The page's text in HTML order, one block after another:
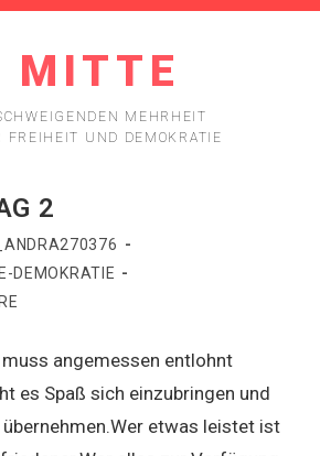
MITTE
MEHRHEIT
FREIHEIT UND DEMOKRATIE
2
DEMOKRATIE
angemessen entlohnt
es Spaß sich einzubringen und
etwas leistet ist